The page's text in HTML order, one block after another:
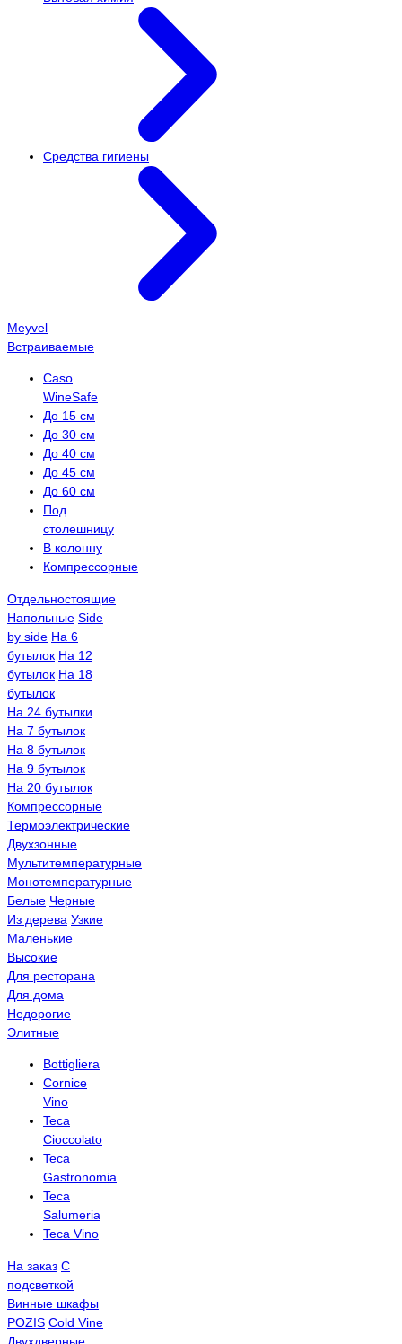
Средства гигиены
Meyvel
Встраиваемые
Caso
WineSafe
До 15 см
До 30 см
До 40 см
До 45 см
До 60 см
Под
столешницу
В колонну
Компрессорные
Отдельностоящие
Напольные Side
by side На 6
бутылок На 12
бутылок На 18
бутылок
На 24 бутылки
На 7 бутылок
На 8 бутылок
На 9 бутылок
На 20 бутылок
Компрессорные
Термоэлектрические
Двухзонные
Мультитемпературные
Монотемпературные
Белые Черные
Из дерева Узкие
Маленькие
Высокие
Для ресторана
Для дома
Недорогие
Элитные
Bottigliera
Cornice
Vino
Teca
Cioccolato
Teca
Gastronomia
Teca
Salumeria
Teca Vino
На заказ С
подсветкой
Винные шкафы
POZIS Сold Vine
Двухдверные